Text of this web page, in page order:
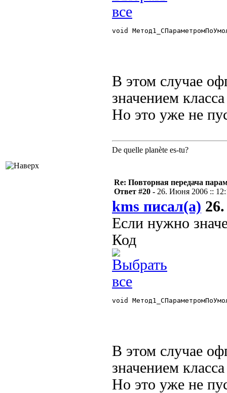
void
В этом случае
значением
Но это уже не
De quelle planète es-tu?
Re: Повторная передача
Ответ #20 - 26. Июня 2006 ::
kms писал(а)
Если нужно
Код
void
В этом случае
значением
Но это уже не